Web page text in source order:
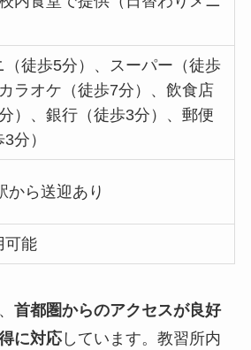
（徒歩5分）、スーパー（徒歩
ラオケ（徒歩7分）、飲食店
分）、銀行（徒歩3分）、郵便
分）
から送迎あり
可能
首都圏からのアクセスが良好
に対応しています。教習所内